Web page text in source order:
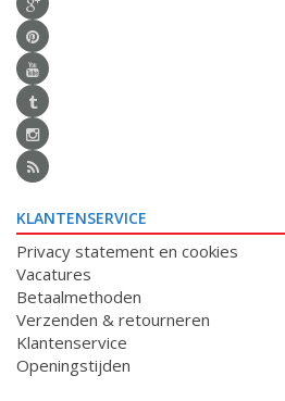
KLANTENSERVICE
Privacy statement en cookies
Vacatures
Betaalmethoden
Verzenden & retourneren
Klantenservice
Openingstijden